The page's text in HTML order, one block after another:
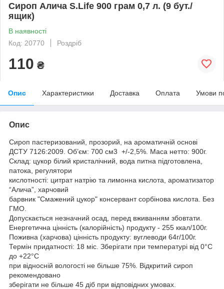
Сироп Алича S.Life 900 грам 0,7 л. (9 бут./
ящик)
В наявності
Код: 20770
Роздріб
110 ₴
Опис Характеристики Доставка Оплата Умови
Опис
Сироп пастеризований, прозорий, на ароматичній основі
ДСТУ 7126:2009. Об’єм: 700 см3 +/-2,5%. Маса нетто: 900г.
Склад: цукор бiлий кристалiчний, вода питна пiдготовлена,
патока, регулятори
кислотностi: цитрат натрiю та лимонна кислота, ароматизатор
“Алича”, харчовий
барвник "Смажений цукор" консервант сорбінова кислота. Без
ГМО.
Допускається незначний осад, перед вживанням збовтати.
Енергетична цінність (калорійність) продукту - 255 ккал/100г.
Поживна (харчова) цінність продукту: вуглеводи 64г/100г.
Термiн придатності: 18 міс. Зберiгати при температурi від 0°С
до +22°С
при відносній вологості не більше 75%. Відкритий сироп
рекомендовано
зберігати не більше 45 діб при відповідних умовах.